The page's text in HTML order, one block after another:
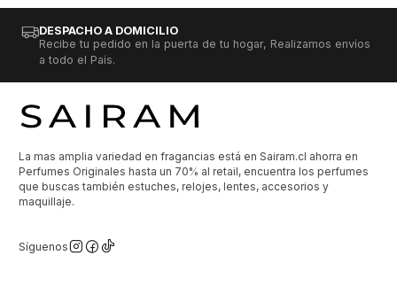
DESPACHO A DOMICILIO
Recibe tu pedido en la puerta de tu hogar, Realizamos envíos
a todo el País.
La mas amplia variedad en fragancias está en Sairam.cl ahorra en
Perfumes Originales hasta un 70% al retail, encuentra los perfumes
que buscas también estuches, relojes, lentes, accesorios y
maquillaje.
Síguenos